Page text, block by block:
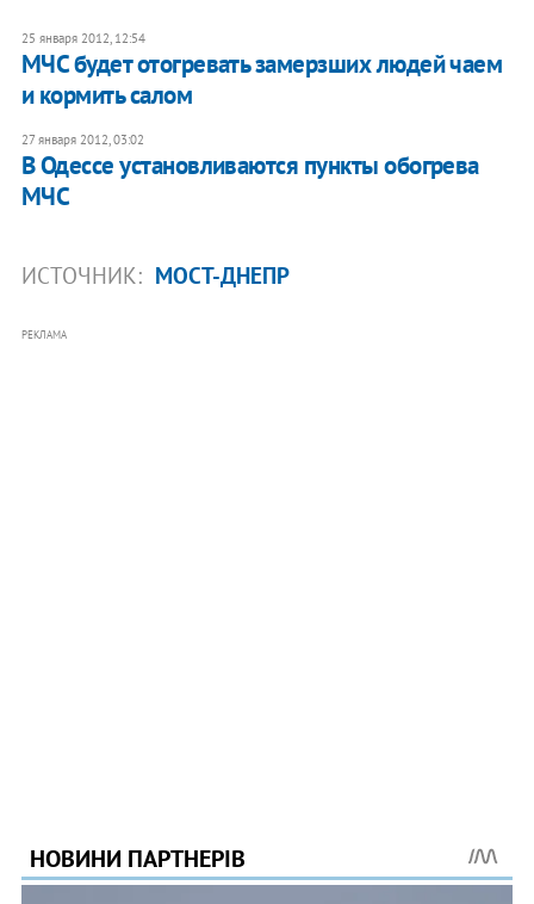
25 января 2012, 12:54
МЧС будет отогревать замерзших людей чаем
и кормить салом
27 января 2012, 03:02
В Одессе установливаются пункты обогрева
МЧС
ИСТОЧНИК: МОСТ-ДНЕПР
РЕКЛАМА